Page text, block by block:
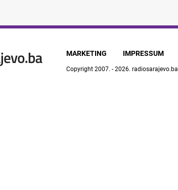
MARKETING IMPRESSUM
Copyright 2007. - 2026. radiosarajevo.ba